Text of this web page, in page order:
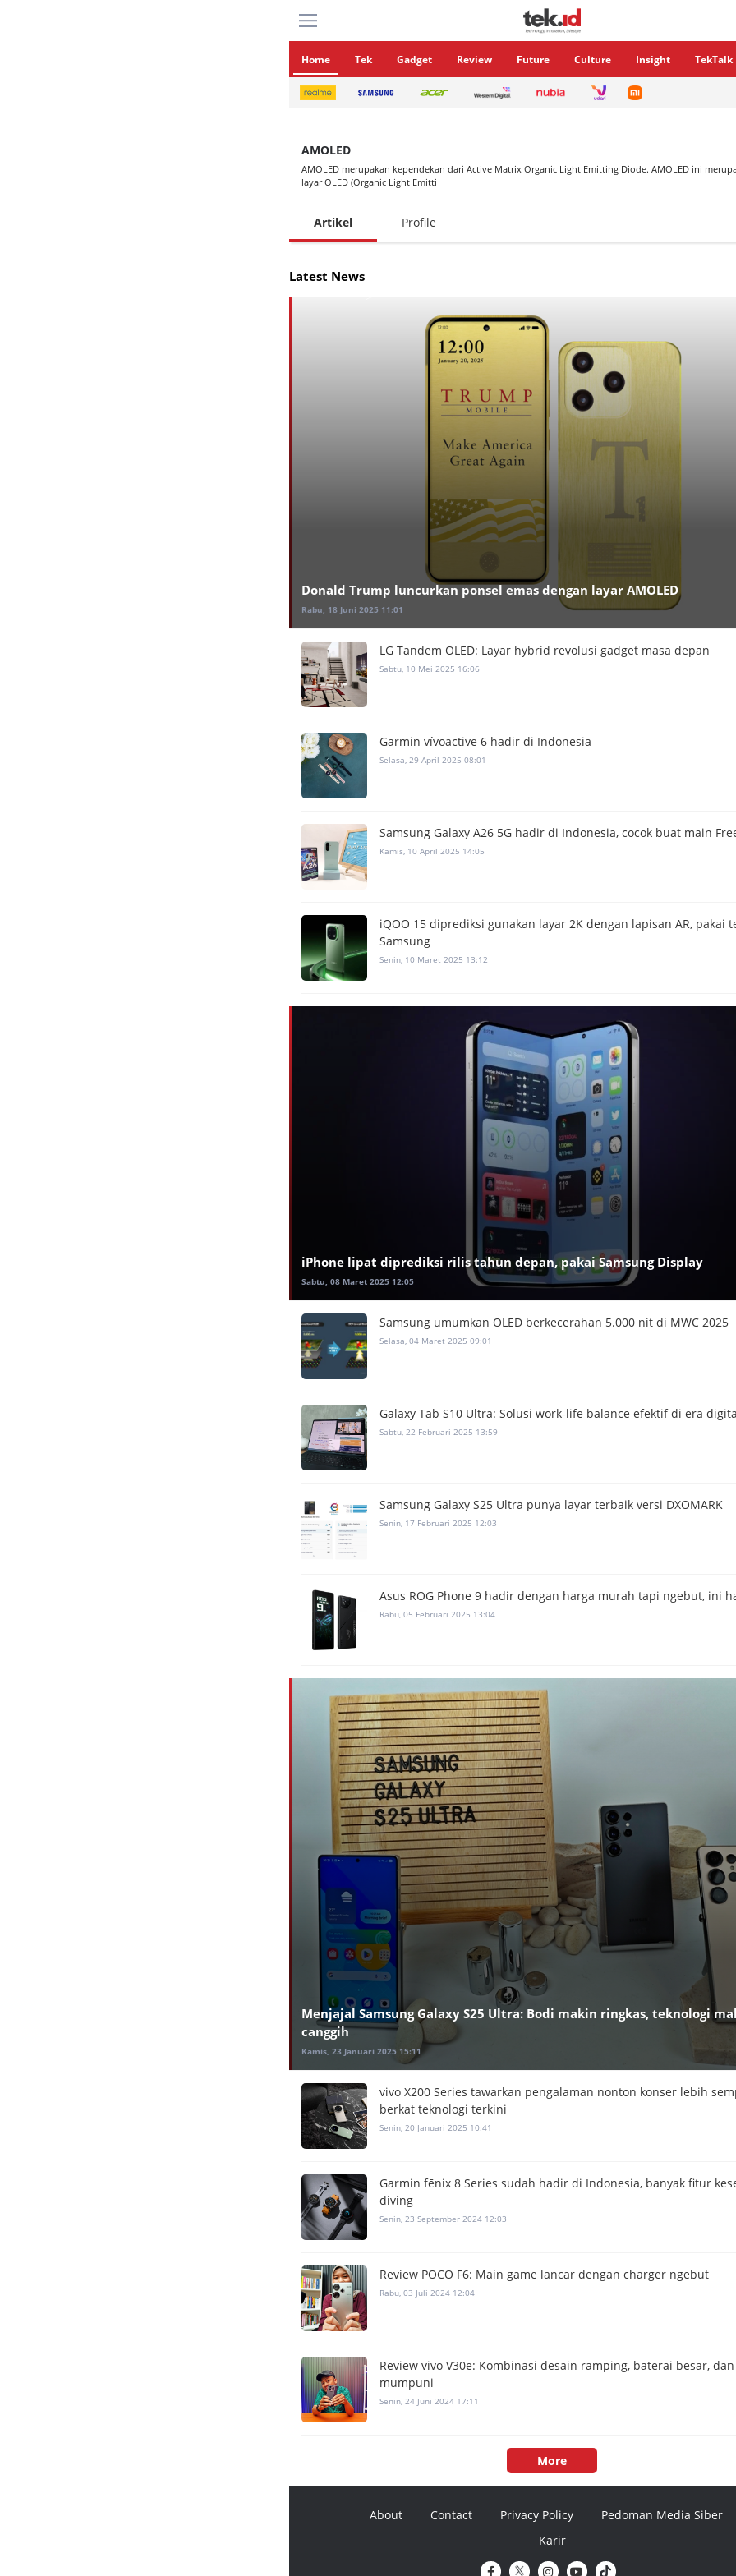
Home Tek Gadget Review Future Culture Insight TekTalk
AMOLED
AMOLED merupakan kependekan dari Active Matrix Organic Light Emitting Diode. AMOLED ini
layar OLED (Organic Light Emitti
Artikel Profile
Latest News
Donald Trump luncurkan ponsel emas dengan layar AMOLED
Rabu, 18 Juni 2025 11:01
LG Tandem OLED: Layar hybrid revolusi gadget masa depan
Sabtu, 10 Mei 2025 16:06
Garmin vívoactive 6 hadir di Indonesia
Selasa, 29 April 2025 08:01
Samsung Galaxy A26 5G hadir di Indonesia, cocok buat main
Kamis, 10 April 2025 14:05
iQOO 15 diprediksi gunakan layar 2K dengan lapisan AR, pakai
Samsung
Senin, 10 Maret 2025 13:12
iPhone lipat diprediksi rilis tahun depan, pakai Samsung Display
Sabtu, 08 Maret 2025 12:05
Samsung umumkan OLED berkecerahan 5.000 nit di MWC 2025
Selasa, 04 Maret 2025 09:01
Galaxy Tab S10 Ultra: Solusi work-life balance efektif di era
Sabtu, 22 Februari 2025 13:59
Samsung Galaxy S25 Ultra punya layar terbaik versi DXOMARK
Senin, 17 Februari 2025 12:03
Asus ROG Phone 9 hadir dengan harga murah tapi ngebut, ini
Rabu, 05 Februari 2025 13:04
Menjajal Samsung Galaxy S25 Ultra: Bodi makin ringkas, teknologi
canggih
Kamis, 23 Januari 2025 15:11
vivo X200 Series tawarkan pengalaman nonton konser lebih
berkat teknologi terkini
Senin, 20 Januari 2025 10:41
Garmin fēnix 8 Series sudah hadir di Indonesia, banyak fitur
diving
Senin, 23 September 2024 12:03
Review POCO F6: Main game lancar dengan charger ngebut
Rabu, 03 Juli 2024 12:04
Review vivo V30e: Kombinasi desain ramping, baterai besar,
mumpuni
Senin, 24 Juni 2024 17:11
More
About Contact Privacy Policy
Pedoman Media Siber
Karir